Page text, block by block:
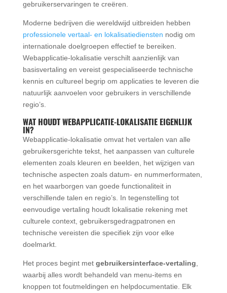
gebruikerservaringen te creëren.
Moderne bedrijven die wereldwijd uitbreiden hebben
professionele vertaal- en lokalisatiediensten nodig om
internationale doelgroepen effectief te bereiken.
Webapplicatie-lokalisatie verschilt aanzienlijk van
basisvertaling en vereist gespecialiseerde technische
kennis en cultureel begrip om applicaties te leveren die
natuurlijk aanvoelen voor gebruikers in verschillende
regio’s.
WAT HOUDT WEBAPPLICATIE-LOKALISATIE EIGENLIJK
IN?
Webapplicatie-lokalisatie omvat het vertalen van alle
gebruikersgerichte tekst, het aanpassen van culturele
elementen zoals kleuren en beelden, het wijzigen van
technische aspecten zoals datum- en nummerformaten,
en het waarborgen van goede functionaliteit in
verschillende talen en regio’s. In tegenstelling tot
eenvoudige vertaling houdt lokalisatie rekening met
culturele context, gebruikersgedragpatronen en
technische vereisten die specifiek zijn voor elke
doelmarkt.
Het proces begint met gebruikersinterface-vertaling
waarbij alles wordt behandeld van menu-items en
knoppen tot foutmeldingen en helpdocumentatie. Elk